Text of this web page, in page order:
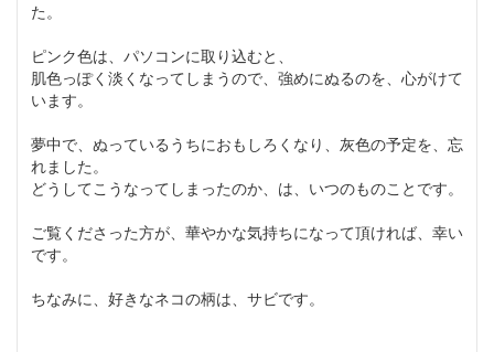
た。
ピンク色は、パソコンに取り込むと、
肌色っぽく淡くなってしまうので、強めにぬるのを、心がけて
います。
夢中で、ぬっているうちにおもしろくなり、灰色の予定を、忘
れました。
どうしてこうなってしまったのか、は、いつのものことです。
ご覧くださった方が、華やかな気持ちになって頂ければ、幸い
です。
ちなみに、好きなネコの柄は、サビです。